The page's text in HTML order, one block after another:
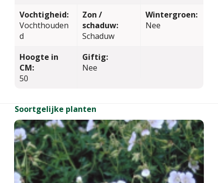
Vochtigheid:
Vochthouden
d
Zon /
schaduw:
Schaduw
Wintergroen:
Nee
Hoogte in
CM:
50
Giftig:
Nee
Soortgelijke planten